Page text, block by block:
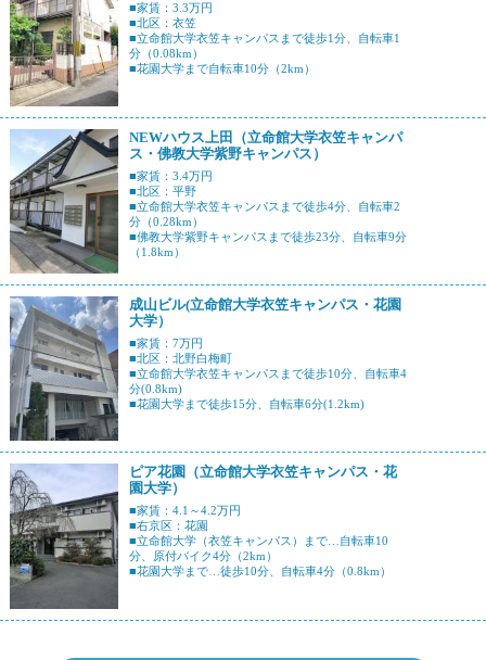
■家賃：3.3万円
■北区：衣笠
■立命館大学衣笠キャンパスまで徒歩1分、自転車1
分（0.08km）
■花園大学まで自転車10分（2km）
NEWハウス上田（立命館大学衣笠キャンパ
ス・佛教大学紫野キャンパス）
■家賃：3.4万円
■北区：平野
■立命館大学衣笠キャンパスまで徒歩4分、自転車2
分（0.28km）
■佛教大学紫野キャンパスまで徒歩23分、自転車9分
（1.8km）
成山ビル(立命館大学衣笠キャンパス・花園
大学）
■家賃：7万円
■北区：北野白梅町
■立命館大学衣笠キャンパスまで徒歩10分、自転車4
分(0.8km)
■花園大学まで徒歩15分、自転車6分(1.2km)
ピア花園（立命館大学衣笠キャンパス・花
園大学）
■家賃：4.1～4.2万円
■右京区：花園
■立命館大学（衣笠キャンパス）まで…自転車10
分、原付バイク4分（2km）
■花園大学まで…徒歩10分、自転車4分（0.8km）